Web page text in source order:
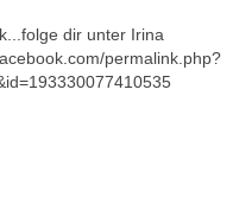
dir unter Irina
permalink.php?